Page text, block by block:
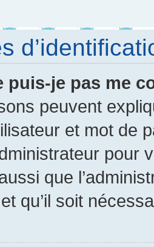
puis-je pas me
peuvent
et mot de
pour
que
qu’il soit